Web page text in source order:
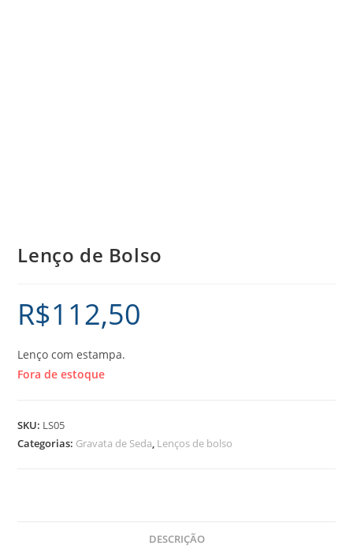
Lenço de Bolso
R$112,50
Lenço com estampa.
Fora de estoque
SKU: LS05
Categorias: Gravata de Seda, Lenços de bolso
DESCRIÇÃO